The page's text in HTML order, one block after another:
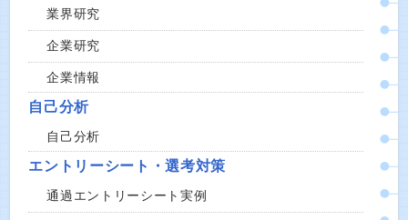
業界研究
企業研究
企業情報
自己分析
自己分析
エントリーシート・選考対策
通過エントリーシート実例